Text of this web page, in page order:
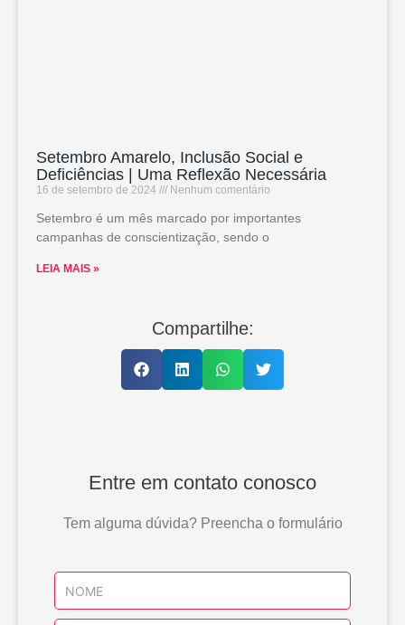
Setembro Amarelo, Inclusão Social e
Deficiências | Uma Reflexão Necessária
16 de setembro de 2024 Nenhum comentário
Setembro é um mês marcado por importantes
campanhas de conscientização, sendo o
LEIA MAIS »
Compartilhe:
Entre em contato conosco
Tem alguma dúvida? Preencha o formulário